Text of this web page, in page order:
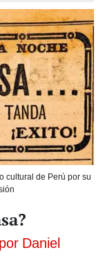
cultural de Perú por su
Daniel